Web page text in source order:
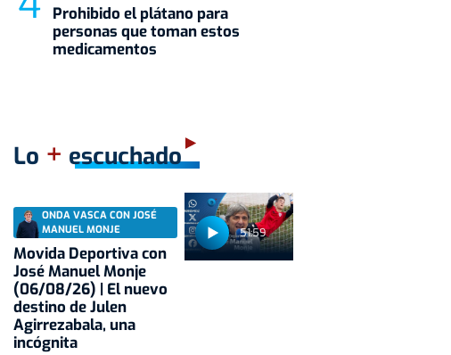
Prohibido el plátano para
personas que toman estos
medicamentos
Lo + escuchado
51:59
ONDA VASCA CON JOSÉ
MANUEL MONJE
Movida Deportiva con
José Manuel Monje
(06/08/26) | El nuevo
destino de Julen
Agirrezabala, una
incógnita